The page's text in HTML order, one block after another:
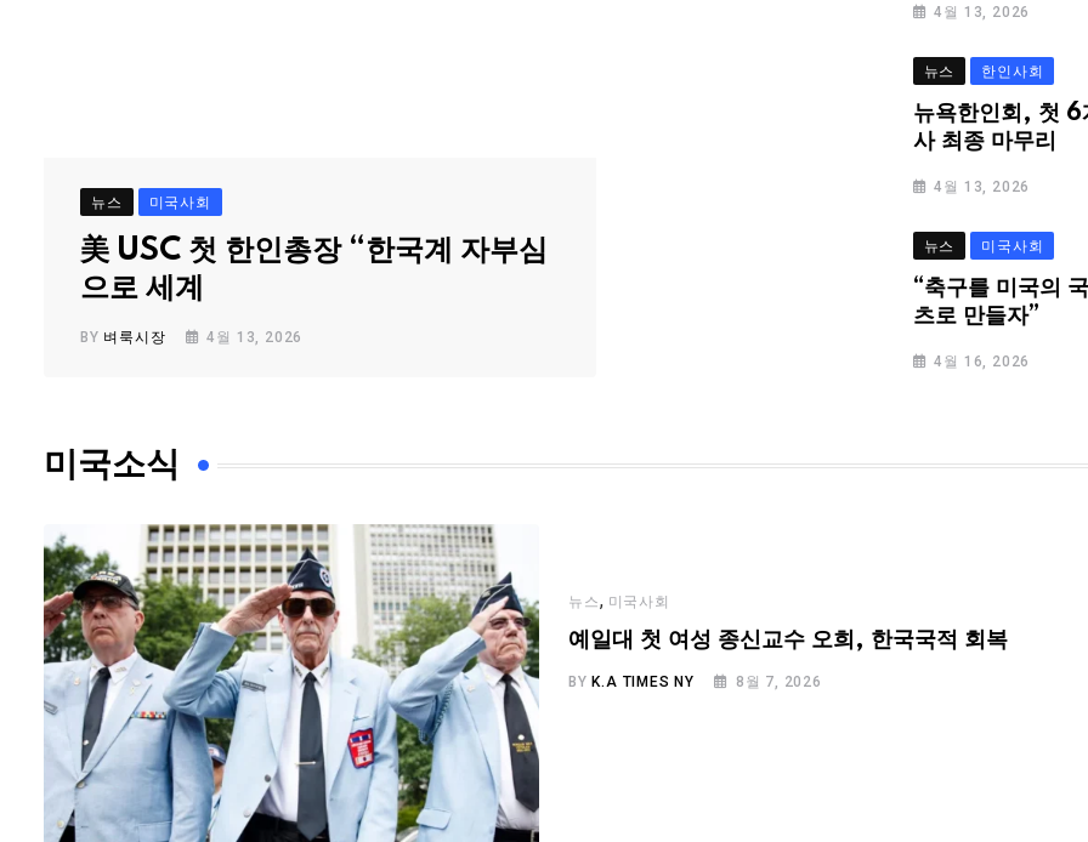
뉴스 미국사회
美 USC 첫 한인총장 “한국계 자부심
으로 세계
BY 벼룩시장 4월 13, 2026
4월 13, 2026
뉴스 한인사회
뉴욕한인회, 첫 6
사 최종 마무리
4월 13, 2026
뉴스 미국사회
“축구를 미국의
츠로 만들자”
4월 16, 2026
미국소식
뉴스, 미국사회
예일대 첫 여성 종신교수 오희, 한국국적 회복
BYK.A TIMES NY 8월 7, 2026